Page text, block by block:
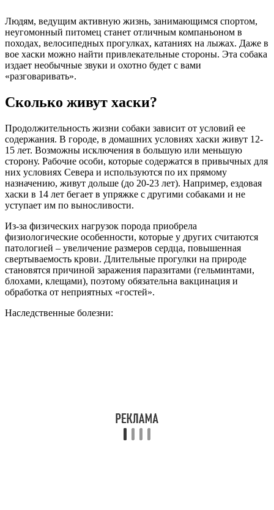
Людям, ведущим активную жизнь, занимающимся спортом,
неугомонный питомец станет отличным компаньоном в
походах, велосипедных прогулках, катаниях на лыжах. Даже в
вое хаски можно найти привлекательные стороны. Эта собака
издает необычные звуки и охотно будет с вами
«разговаривать».
Сколько живут хаски?
Продолжительность жизни собаки зависит от условий ее
содержания. В городе, в домашних условиях хаски живут 12-
15 лет. Возможны исключения в большую или меньшую
сторону. Рабочие особи, которые содержатся в привычных для
них условиях Севера и используются по их прямому
назначению, живут дольше (до 20-23 лет). Например, ездовая
хаски в 14 лет бегает в упряжке с другими собаками и не
уступает им по выносливости.
Из-за физических нагрузок порода приобрела
физиологические особенности, которые у других считаются
патологией – увеличение размеров сердца, повышенная
свертываемость крови. Длительные прогулки на природе
становятся причиной заражения паразитами (гельминтами,
блохами, клещами), поэтому обязательна вакцинация и
обработка от неприятных «гостей».
Наследственные болезни: